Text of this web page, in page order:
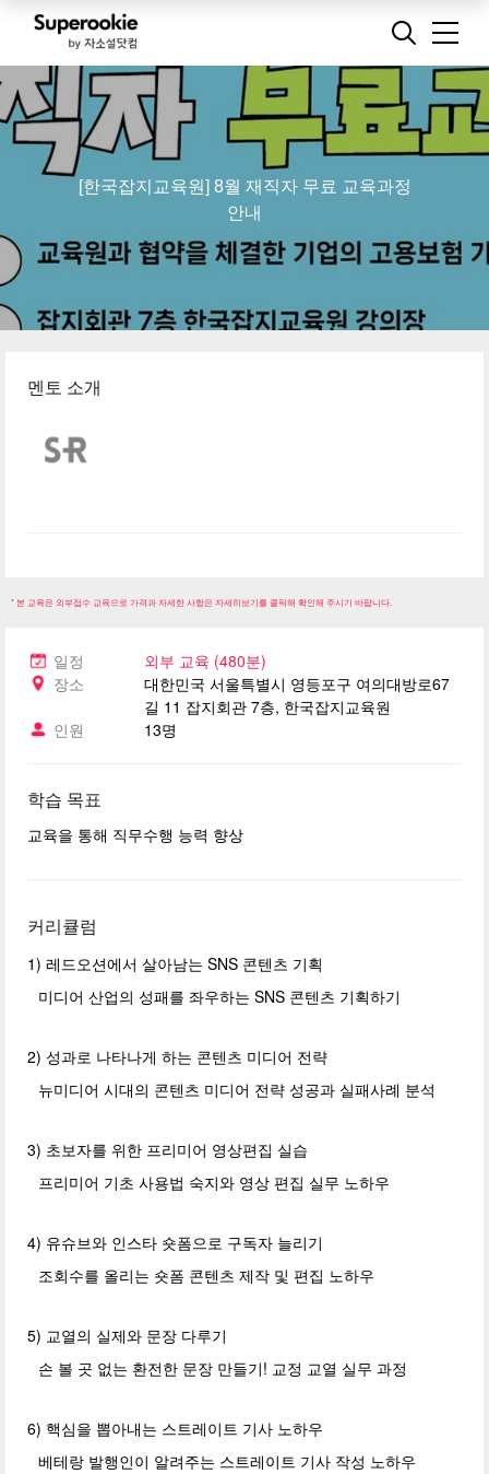
[한국잡지교육원] 8월 재직자 무료 교육과정
안내
멘토 소개
* 본 교육은 외부접수 교육으로 가격과 자세한 사항은 자세히보기를 클릭해 확인해 주시기 바랍니다.
일정
외부 교육 (480분)
장소
대한민국 서울특별시 영등포구 여의대방로67
길 11 잡지회관 7층, 한국잡지교육원
인원
13명
학습 목표
교육을 통해 직무수행 능력 향상
커리큘럼
1) 레드오션에서 살아남는 SNS 콘텐츠 기획
미디어 산업의 성패를 좌우하는 SNS 콘텐츠 기획하기
2) 성과로 나타나게 하는 콘텐츠 미디어 전략
뉴미디어 시대의 콘텐츠 미디어 전략 성공과 실패사례 분석
3) 초보자를 위한 프리미어 영상편집 실습
프리미어 기초 사용법 숙지와 영상 편집 실무 노하우
4) 유슈브와 인스타 숏폼으로 구독자 늘리기
조회수를 올리는 숏폼 콘텐츠 제작 및 편집 노하우
5) 교열의 실제와 문장 다루기
손 볼 곳 없는 환전한 문장 만들기! 교정 교열 실무 과정
6) 핵심을 뽑아내는 스트레이트 기사 노하우
베테랑 발행인이 알려주는 스트레이트 기사 작성 노하우